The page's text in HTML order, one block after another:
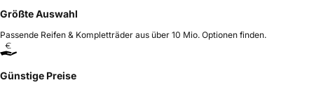
Größte Auswahl
Passende Reifen & Kompletträder aus über 10 Mio. Optionen finden.
Günstige Preise